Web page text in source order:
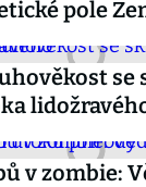
pole
se
v zombie: